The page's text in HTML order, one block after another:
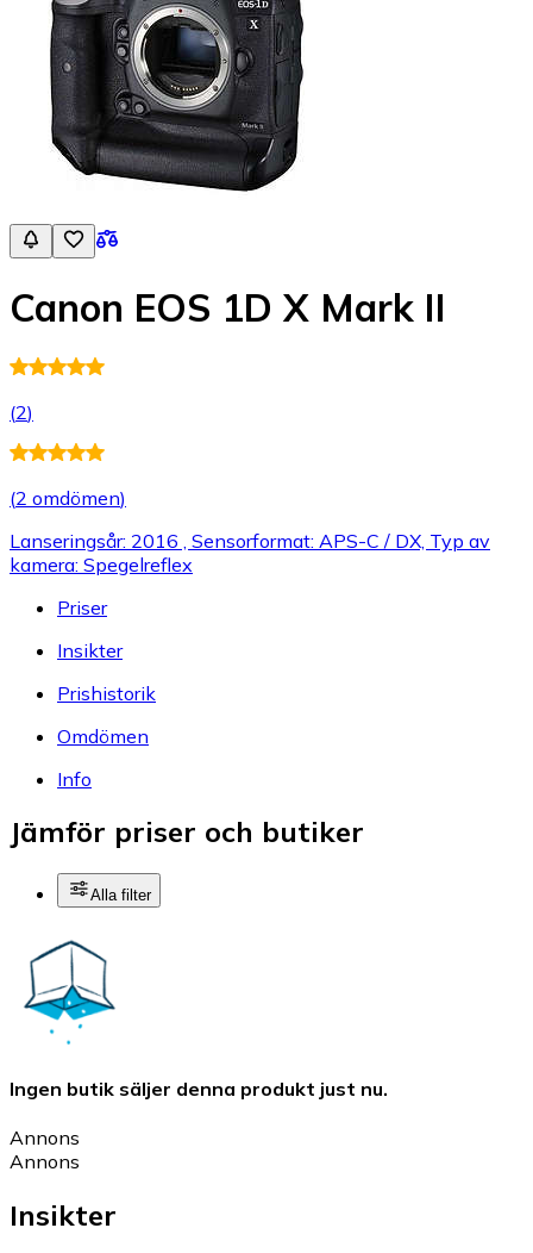
Canon EOS 1D X Mark II
(2)
(2 omdömen)
Lanseringsår: 2016 , Sensorformat: APS-C / DX, Typ av
kamera: Spegelreflex
Priser
Insikter
Prishistorik
Omdömen
Info
Jämför priser och butiker
Alla filter
Ingen butik säljer denna produkt just nu.
Annons
Annons
Insikter